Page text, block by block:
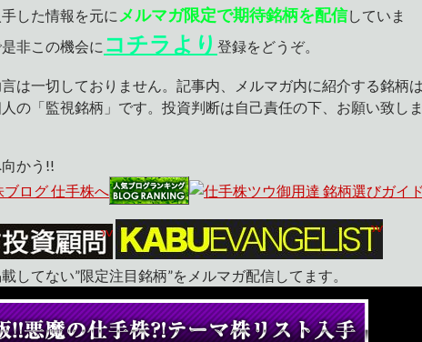
した情報を元に メルマガ限定で期待銘柄を配信していま
非この機会に コチラより 登録をどうぞ。
は一切しておりません。記事内、メルマガ内に紹介する銘柄は
の「監視銘柄」です。投資判断は自己責任の下、お願い致しま
かう!!
してない”限定注目銘柄”をメルマガ配信してます。